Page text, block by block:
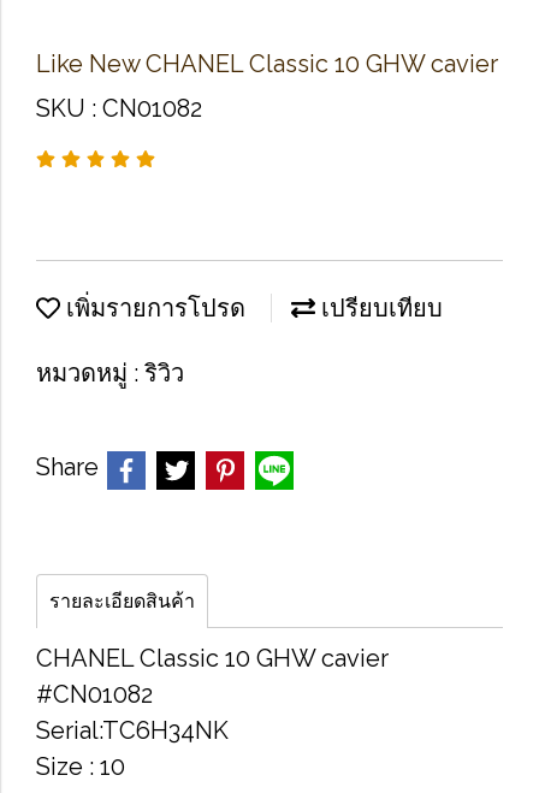
Like New C​H​AN​E​L Classic 10 GHW cavier
SKU : CN01082
เพิ่มรายการโปรด เปรียบเทียบ
หมวดหมู่ : ริวิว
Share
รายละเอียดสินค้า
C​H​AN​E​L Classic 10 GHW cavier
#CN01082
Serial​:TC6H34NK
Size​ : 10